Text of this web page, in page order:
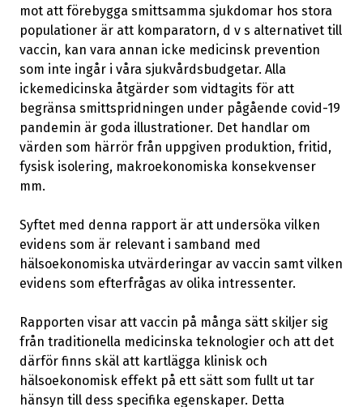
mot att förebygga smittsamma sjukdomar hos stora
populationer är att komparatorn, d v s alternativet till
vaccin, kan vara annan icke medicinsk prevention
som inte ingår i våra sjukvårdsbudgetar. Alla
ickemedicinska åtgärder som vidtagits för att
begränsa smittspridningen under pågående covid-19
pandemin är goda illustrationer. Det handlar om
värden som härrör från uppgiven produktion, fritid,
fysisk isolering, makroekonomiska konsekvenser
mm.
Syftet med denna rapport är att undersöka vilken
evidens som är relevant i samband med
hälsoekonomiska utvärderingar av vaccin samt vilken
evidens som efterfrågas av olika intressenter.
Rapporten visar att vaccin på många sätt skiljer sig
från traditionella medicinska teknologier och att det
därför finns skäl att kartlägga klinisk och
hälsoekonomisk effekt på ett sätt som fullt ut tar
hänsyn till dess specifika egenskaper. Detta